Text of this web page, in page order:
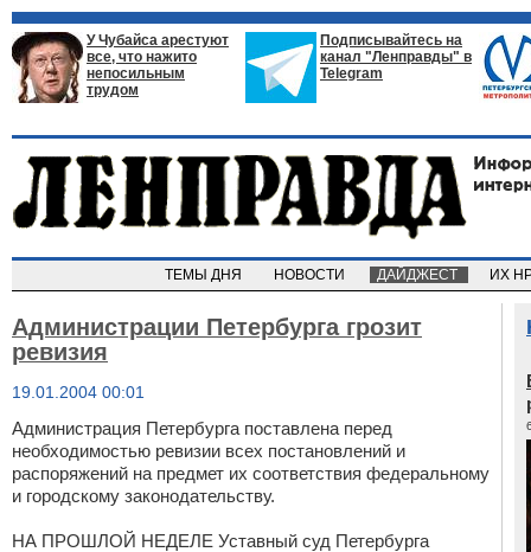
У Чубайса арестуют
все, что нажито
непосильным
трудом
Подписывайтесь на
канал "Ленправды" в
Telegram
ТЕМЫ ДНЯ НОВОСТИ ДАЙДЖЕСТ ИХ
Администрации Петербурга грозит
ревизия
19.01.2004 00:01
Администрация Петербурга поставлена перед
необходимостью ревизии всех постановлений и
распоряжений на предмет их соответствия федеральному
и городскому законодательству.
НА ПРОШЛОЙ НЕДЕЛЕ Уставный суд Петербурга